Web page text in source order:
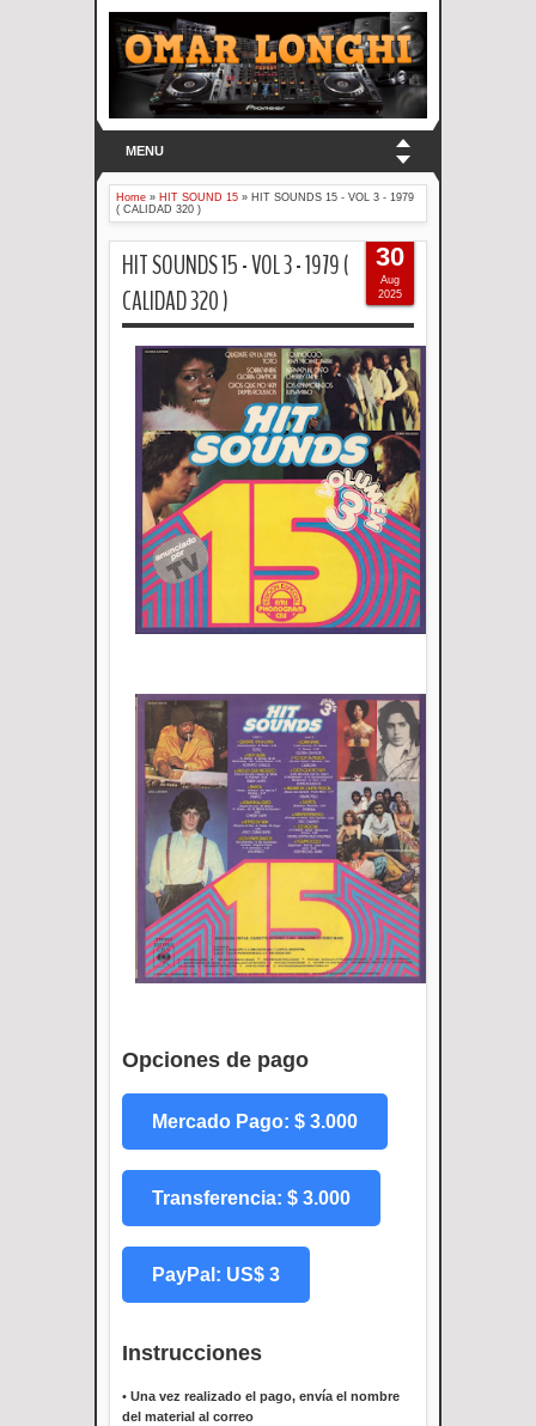
MENU
Home » HIT SOUND 15 » HIT SOUNDS 15 - VOL 3 - 1979
( CALIDAD 320 )
HIT SOUNDS 15 - VOL 3 - 1979 (
CALIDAD 320 )
Opciones de pago
Mercado Pago: $ 3.000
Transferencia: $ 3.000
PayPal: US$ 3
Instrucciones
• Una vez realizado el pago, envía el nombre
del material al correo
30
Aug
2025